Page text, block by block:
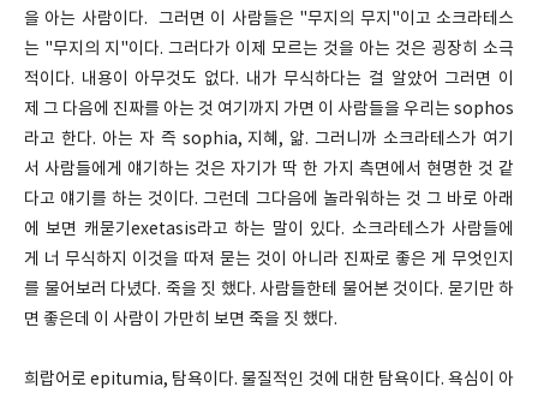
을 아는 사람이다. 그러면 이 사람들은 "무지의 무지"이고 소크라테스
는 "무지의 지"이다. 그러다가 이제 모르는 것을 아는 것은 굉장히 소극
적이다. 내용이 아무것도 없다. 내가 무식하다는 걸 알았어 그러면 이
제 그 다음에 진짜를 아는 것 여기까지 가면 이 사람들을 우리는 sophos
라고 한다. 아는 자 즉 sophia, 지혜, 앎. 그러니까 소크라테스가 여기
서 사람들에게 얘기하는 것은 자기가 딱 한 가지 측면에서 현명한 것 같
다고 얘기를 하는 것이다. 그런데 그다음에 놀라워하는 것 그 바로 아래
에 보면 캐묻기exetasis라고 하는 말이 있다. 소크라테스가 사람들에
게 너 무식하지 이것을 따져 묻는 것이 아니라 진짜로 좋은 게 무엇인지
를 물어보러 다녔다. 죽을 짓 했다. 사람들한테 물어본 것이다. 묻기만 하
면 좋은데 이 사람이 가만히 보면 죽을 짓 했다.
희랍어로 epitumia, 탐욕이다. 물질적인 것에 대한 탐욕이다. 욕심이 아